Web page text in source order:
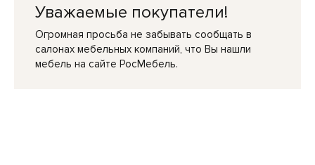
Уважаемые покупатели!
Огромная просьба не забывать сообщать в
салонах мебельных компаний, что Вы нашли
мебель на сайте РосМебель.